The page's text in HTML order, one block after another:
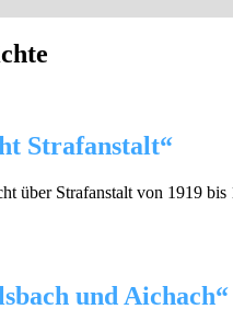
Strafanstalt“
über Strafanstalt von 1919
und Aichach“